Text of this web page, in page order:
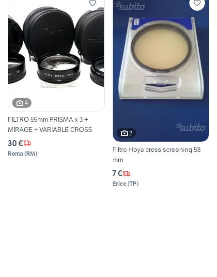
4
FILTRO 55mm PRISMA x 3 +
MIRAGE + VARIABLE CROSS
30 €
Roma (RM)
2
Filtro Hoya cross screening 58
mm
7 €
Erice(TP)